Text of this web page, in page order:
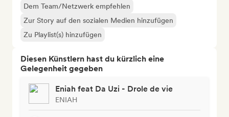
Dem Team/Netzwerk empfehlen
Zur Story auf den sozialen Medien hinzufügen
Zu Playlist(s) hinzufügen
Diesen Künstlern hast du kürzlich eine
Gelegenheit gegeben
Eniah feat Da Uzi - Drole de vie
ENIAH